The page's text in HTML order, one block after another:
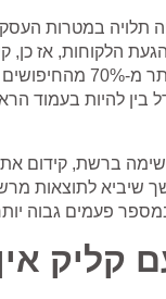
תלויה במטרות
הלקוחות, אז כן,
שמחזירה את עצמה בגדול.
להיות בעמוד
ברשת, קידום
לתוצאות
פעמים גבוה
קליק